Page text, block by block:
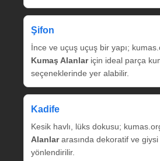
Şifon
İnce ve uçuş uçuş bir yapı;
Kumaş Alanlariçin ideal parça
seçeneklerinde yer alabilir.
Kadife
Kesik havlı, lüks dokusu;
Alanlararasında dekoratif ve
yönlendirilir.